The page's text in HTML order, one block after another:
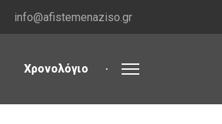
info@afistemenaziso.gr
Χρονολόγιο